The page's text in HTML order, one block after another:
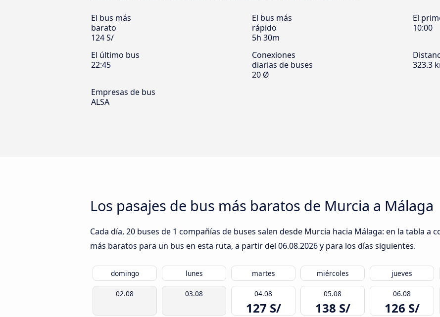
El bus más
barato
124 S/
El bus más
rápido
5h 30m
El
10:00
El último bus
22:45
Conexiones
diarias de buses
20 Ø
323.3
Empresas de bus
ALSA
Los pasajes de bus más baratos de Murcia a Málaga
Cada día, 20 buses de 1 compañías de buses salen desde Murcia hacia Málaga: en la tabla a
más baratos para un bus en esta ruta, a partir del 06.08.2026y para los días siguientes.
domingo lunes martes miércoles jueves
02.08 03.08 04.08
127 S/
05.08
138 S/
06.08
126 S/